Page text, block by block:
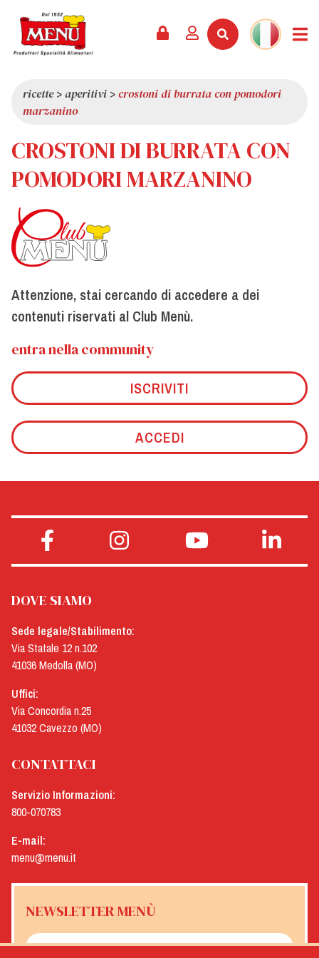
CATALOGO
SERVIZI
ULTIME NOVITÀ
PREMI
RASSEGNA STAMPA
CHI SIAMO
QUALITÀ
VALORI
CURIOSITÀ
LAVORA CON NOI
ricette>aperitivi >crostoni di burrata con pomodori
marzanino
CROSTONI DI BURRATA CON
POMODORI MARZANINO
Attenzione, stai cercando di accedere a dei
contenuti riservati al Club Menù.
entra nella community
ISCRIVITI
ACCEDI
DOVE SIAMO
Sede legale/Stabilimento:
Via Statale 12 n.102
41036 Medolla (MO)
Uffici:
Via Concordia n.25
41032 Cavezzo (MO)
CONTATTACI
Servizio Informazioni:
800-070783
E-mail:
menu@menu.it
NEWSLETTER MENÙ